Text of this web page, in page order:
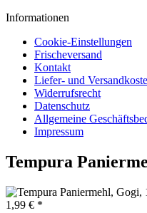
Informationen
Cookie-Einstellungen
Frischeversand
Kontakt
Liefer- und
Widerrufsrecht
Datenschutz
Allgemeine
Impressum
Tempura
1,99 € *